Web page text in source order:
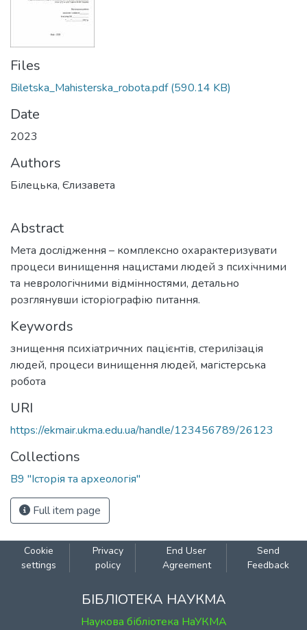
Files
Biletska_Mahisterska_robota.pdf(590.14 KB)
Date
2023
Authors
Білецька, Єлизавета
Abstract
Мета дослідження – комплексно охарактеризувати
процеси винищення нацистами людей з психічними
та неврологічними відмінностями, детально
розглянувши історіографію питання.
Keywords
знищення психіатричних пацієнтів, стерилізація
людей, процеси винищення людей, магістерська
робота
URI
https://ekmair.ukma.edu.ua/handle/123456789/26123
Collections
В9 "Історія та археологія"
Full item page
Cookie
settings
Privacy
policy
End User
Agreement
Send
Feedback
БІБЛІОТЕКА НАУКМА
Наукова бібліотека НаУКМА